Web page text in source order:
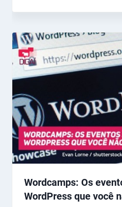
Wordcamps: Os
WordPress que você